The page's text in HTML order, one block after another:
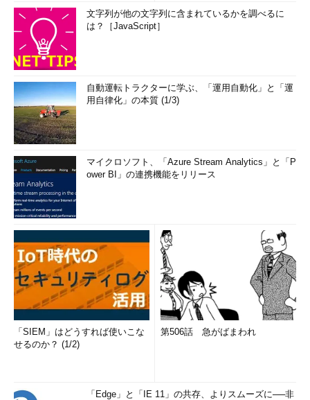
文字列が他の文字列に含まれているかを調べるに
は？［JavaScript］
自動運転トラクターに学ぶ、「運用自動化」と「運
用自律化」の本質 (1/3)
マイクロソフト、「Azure Stream Analytics」と「P
ower BI」の連携機能をリリース
「SIEM」はどうすれば使いこな
せるのか？ (1/2)
第506話 急がばまわれ
「Edge」と「IE 11」の共存、よりスムーズに──非